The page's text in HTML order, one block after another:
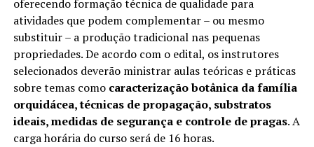
oferecendo formação técnica de qualidade para
atividades que podem complementar – ou mesmo
substituir – a produção tradicional nas pequenas
propriedades. De acordo com o edital, os instrutores
selecionados deverão ministrar aulas teóricas e práticas
sobre temas como caracterização botânica da família
orquidácea, técnicas de propagação, substratos
ideais, medidas de segurança e controle de pragas. A
carga horária do curso será de 16 horas.